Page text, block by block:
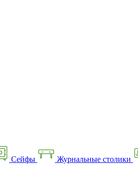
Сейфы Журнальные столики